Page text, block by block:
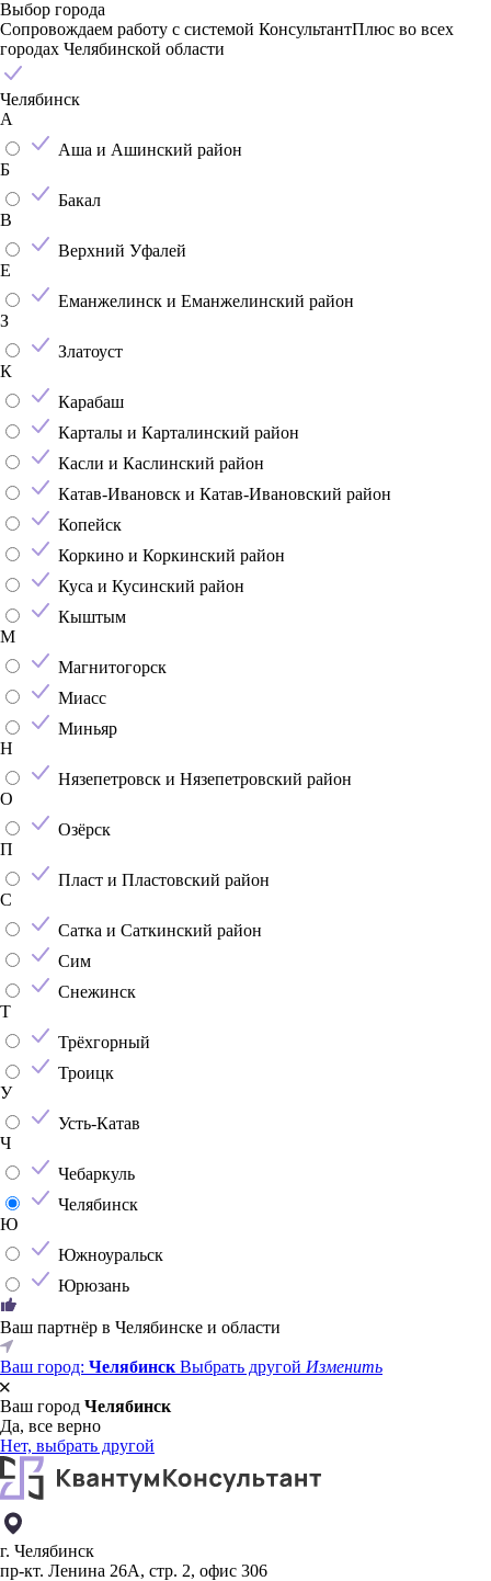
Выбор города
Сопровождаем работу с системой КонсультантПлюс во всех
городах Челябинской области
Челябинск
А
Аша и Ашинский район
Б
Бакал
В
Верхний Уфалей
Е
Еманжелинск и Еманжелинский район
З
Златоуст
К
Карабаш
Карталы и Карталинский район
Касли и Каслинский район
Катав-Ивановск и Катав-Ивановский район
Копейск
Коркино и Коркинский район
Куса и Кусинский район
Кыштым
М
Магнитогорск
Миасс
Миньяр
Н
Нязепетровск и Нязепетровский район
О
Озёрск
П
Пласт и Пластовский район
С
Сатка и Саткинский район
Сим
Снежинск
Т
Трёхгорный
Троицк
У
Усть-Катав
Ч
Чебаркуль
Челябинск
Ю
Южноуральск
Юрюзань
Ваш партнёр в Челябинске и области
Ваш город: Челябинск Выбрать другой Изменить
Ваш город Челябинск
Да, все верно
Нет, выбрать другой
г. Челябинск
пр-кт. Ленина 26А, стр. 2, офис 306